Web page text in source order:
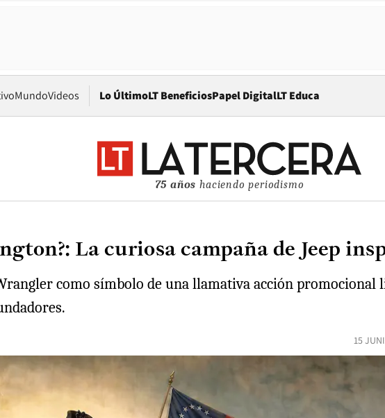
MundoVideos Lo ÚltimoLT BeneficiosPapel DigitalOpens in new window
LT Educa
75 años haciendo periodismo
La curiosa campaña de Jeep
como símbolo de una llamativa acción promocional
15